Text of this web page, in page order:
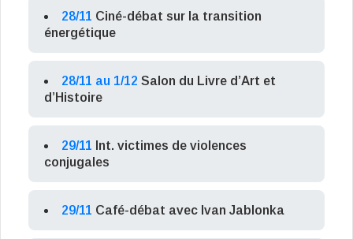
28/11 Ciné-débat sur la transition
énergétique
28/11 au 1/12 Salon du Livre d’Art et
d’Histoire
29/11 Int. victimes de violences
conjugales
29/11 Café-débat avec Ivan Jablonka